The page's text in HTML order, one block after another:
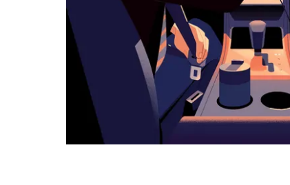
日
历。